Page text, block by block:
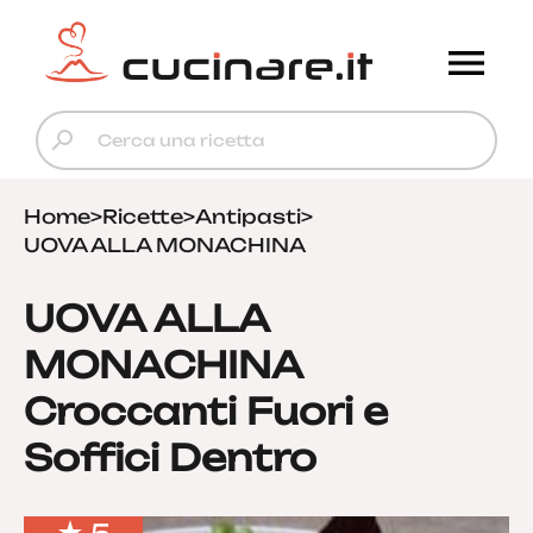
Home>Ricette>Antipasti>
UOVA ALLA MONACHINA
UOVA ALLA
MONACHINA
Croccanti Fuori e
Soffici Dentro